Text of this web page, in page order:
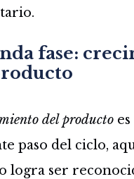
fase:
del productoes
paso del ciclo,
logra ser